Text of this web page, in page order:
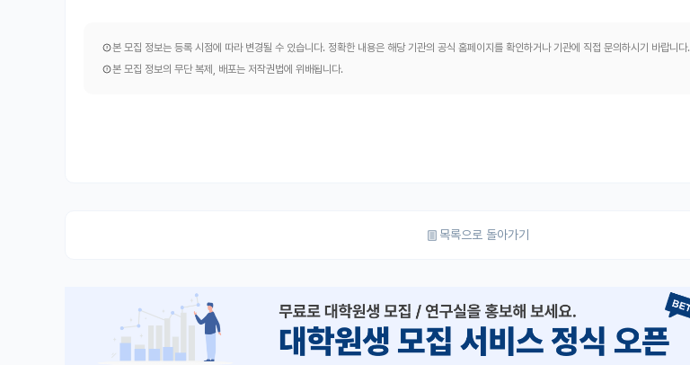
본 모집 정보는 등록 시점에 따라 변경될 수 있습니다. 정확한 내용은 해당 기관의 공식 홈페이지를 확인하거나 기관에 직접 문의하시기 바랍니다.
본 모집 정보의 무단 복제, 배포는 저작권법에 위배됩니다.
목록으로 돌아가기